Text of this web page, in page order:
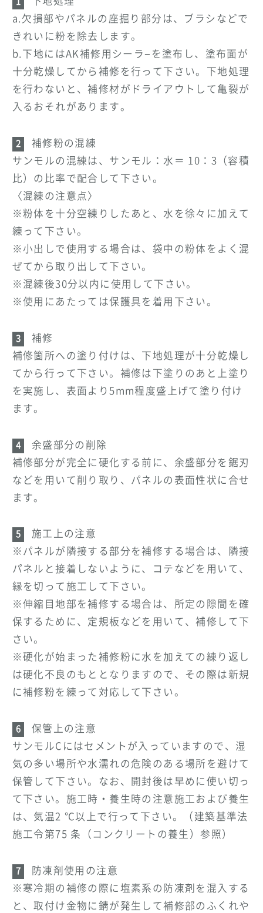
a.欠損部やパネルの座掘り部分は、ブラシなどで
きれいに粉を除去します。
b.下地にはAK補修用シーラ−を塗布し、塗布面が
十分乾燥してから補修を行って下さい。下地処理
を行わないと、補修材がドライアウトして亀裂が
入るおそれがあります。
補修粉の混練
サンモルの混練は、サンモル：水＝ 10：3（容積
比）の比率で配合して下さい。
〈混練の注意点〉
※粉体を十分空練りしたあと、水を徐々に加えて
練って下さい。
※小出しで使用する場合は、袋中の粉体をよく混
ぜてから取り出して下さい。
※混練後30分以内に使用して下さい。
※使用にあたっては保護具を着用下さい。
補修
補修箇所への塗り付けは、下地処理が十分乾燥し
てから行って下さい。補修は下塗りのあと上塗り
を実施し、表面より5mm程度盛上げて塗り付け
ます。
余盛部分の削除
補修部分が完全に硬化する前に、余盛部分を鋸刃
などを用いて削り取り、パネルの表面性状に合せ
ます。
施工上の注意
※パネルが隣接する部分を補修する場合は、隣接
パネルと接着しないように、コテなどを用いて、
縁を切って施工して下さい。
※伸縮目地部を補修する場合は、所定の隙間を確
保するために、定規板などを用いて、補修して下
さい。
※硬化が始まった補修粉に水を加えての練り返し
は硬化不良のもととなりますので、その際は新規
に補修粉を練って対応して下さい。
保管上の注意
サンモルCにはセメントが入っていますので、湿
気の多い場所や水濡れの危険のある場所を避けて
保管して下さい。なお、開封後は早めに使い切っ
て下さい。施工時・養生時の注意施工および養生
は、気温2 ℃以上で行って下さい。（建築基準法
施工令第75 条（コンクリートの養生）参照）
防凍剤使用の注意
※寒冷期の補修の際に塩素系の防凍剤を混入する
と、取付け金物に錆が発生して補修部のふくれや